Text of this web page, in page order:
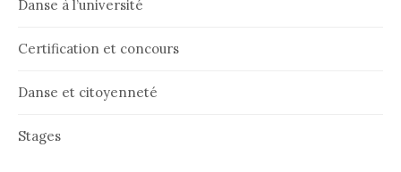
Danse à l’université
Certification et concours
Danse et citoyenneté
Stages